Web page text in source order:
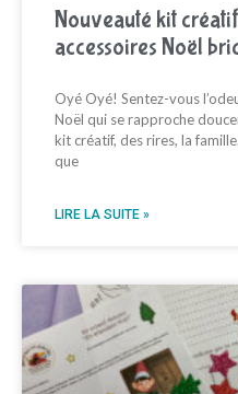
Nouveauté kit
accessoires Noël
Oyé Oyé! Sentez-vous
Noël qui se rapproche
kit créatif, des rires, la
que
LIRE LA SUITE »